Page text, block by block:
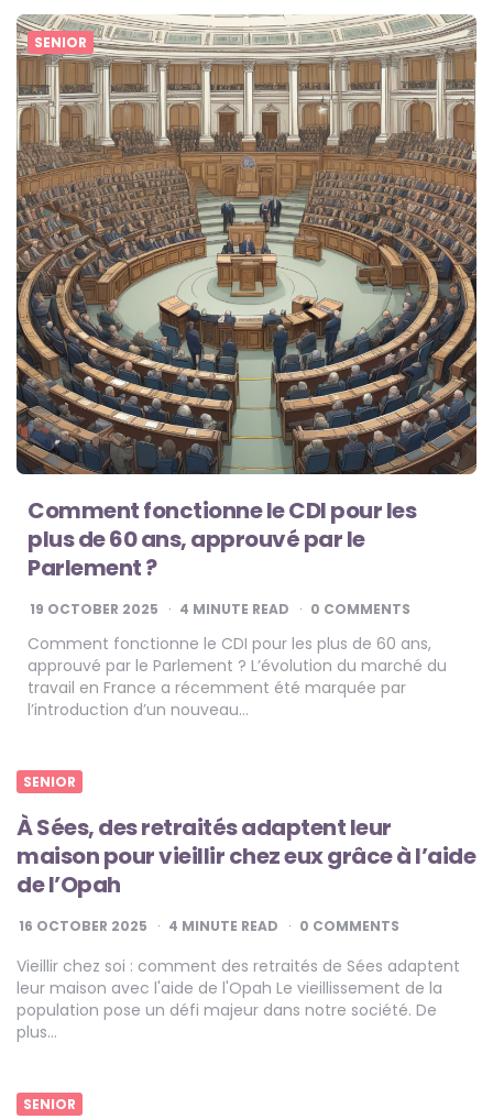
SENIOR
Comment fonctionne le CDI pour les
plus de 60 ans, approuvé par le
Parlement ?
19 OCTOBER 2025 4 MINUTE READ 0 COMMENTS
Comment fonctionne le CDI pour les plus de 60 ans,
approuvé par le Parlement ? L’évolution du marché du
travail en France a récemment été marquée par
l’introduction d’un nouveau…
SENIOR
À Sées, des retraités adaptent leur
maison pour vieillir chez eux grâce à l’aide
de l’Opah
16 OCTOBER 2025 4 MINUTE READ 0 COMMENTS
Vieillir chez soi : comment des retraités de Sées adaptent
leur maison avec l'aide de l'Opah Le vieillissement de la
population pose un défi majeur dans notre société. De
plus…
SENIOR